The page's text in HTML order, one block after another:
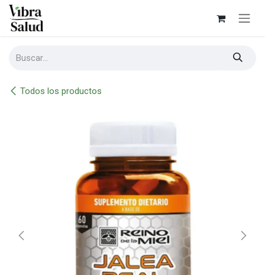
Ir al contenido
Todos los productos